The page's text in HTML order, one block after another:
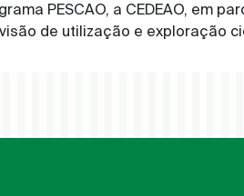
PESCAO, a CEDEAO, em
de utilização e exploração